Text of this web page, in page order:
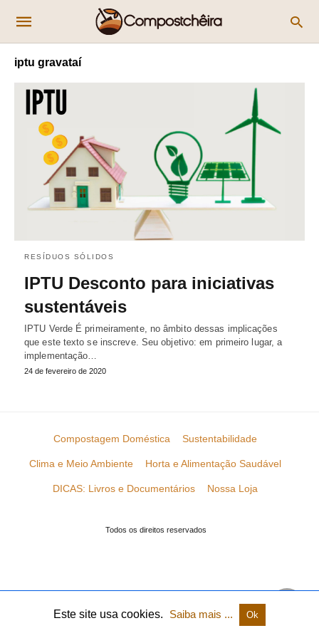
iptu gravataí
RESÍDUOS SÓLIDOS
IPTU Desconto para iniciativas
sustentáveis
IPTU Verde É primeiramente, no âmbito dessas implicações
que este texto se inscreve. Seu objetivo: em primeiro lugar, a
implementação…
24 de fevereiro de 2020
Compostagem Doméstica Sustentabilidade
Clima e Meio Ambiente Horta e Alimentação Saudável
DICAS: Livros e Documentários Nossa Loja
Todos os direitos reservados
Este site usa cookies. Saiba mais ... Ok